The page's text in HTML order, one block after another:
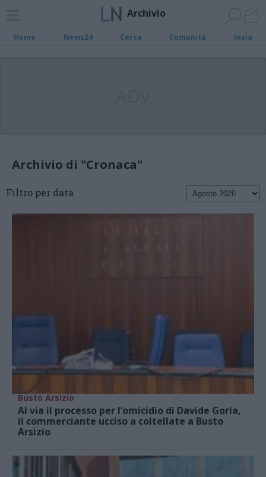
Archivio
Home News24 Cerca Comunità Invia
Archivio di "Cronaca"
Filtro per data
Busto Arsizio
Al via il processo per l’omicidio di Davide Gorla,
il commerciante ucciso a coltellate a Busto
Arsizio